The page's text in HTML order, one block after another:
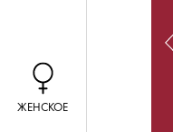
ЖЕНСКОЕ